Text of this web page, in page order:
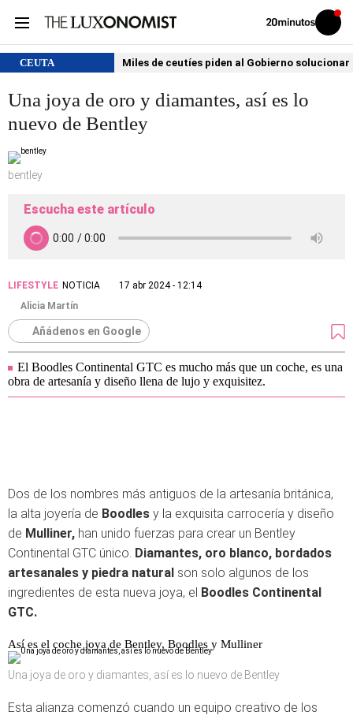
Volver
Iniciar
sesión
CEUTA Miles de ceutíes piden al Gobierno
Una joya de oro y diamantes, así es lo
nuevo de Bentley
bentley
Escucha este artículo
LIFESTYLE NOTICIA
17 abr 2024 - 12:14
Alicia Martín
Añádenos en Google
El Boodles Continental GTC es mucho más que un coche, es una
obra de artesanía y diseño llena de lujo y exquisitez.
Dos de los nombres más antiguos de la artesanía británica,
la alta joyería de Boodles y la exquisita carrocería y diseño
de Mulliner, han unido fuerzas para crear un Bentley
Continental GTC único. Diamantes, oro blanco, bordados
artesanales y piedra natural son solo algunos de los
ingredientes de esta nueva joya, el Boodles Continental
GTC.
Así es el coche joya de Bentley, Boodles y Mulliner
Una joya de oro y diamantes, así es lo nuevo de Bentley
Esta alianza comenzó cuando un equipo creativo de los